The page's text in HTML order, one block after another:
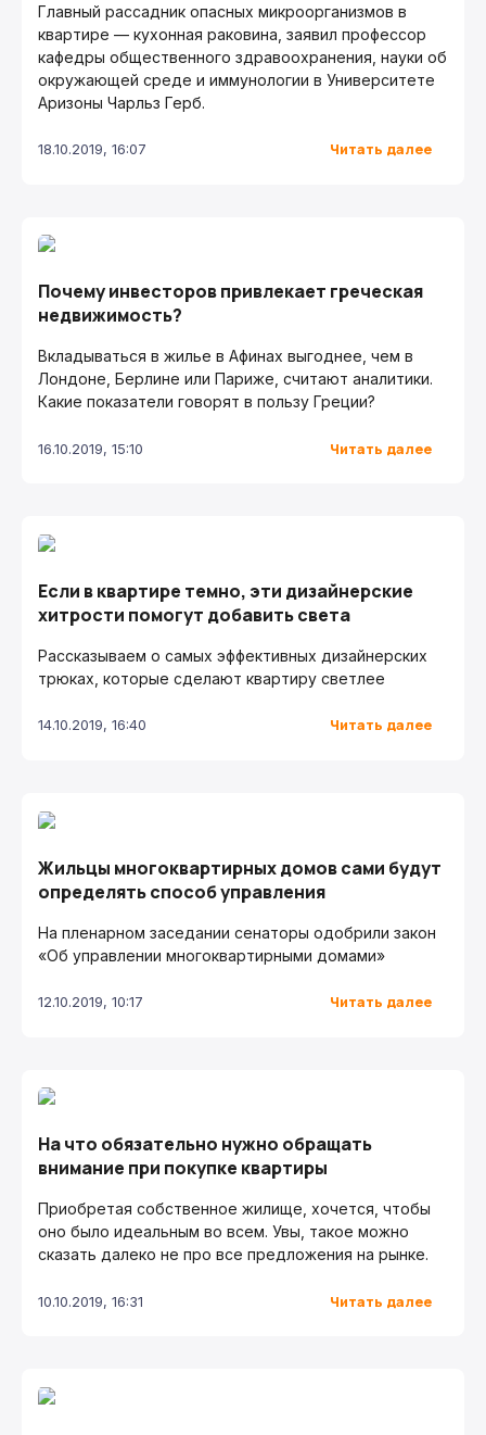
Главный рассадник опасных микроорганизмов в
квартире — кухонная раковина, заявил профессор
кафедры общественного здравоохранения, науки об
окружающей среде и иммунологии в Университете
Аризоны Чарльз Герб.
18.10.2019, 16:07 Читать далее
Почему инвесторов привлекает греческая
недвижимость?
Вкладываться в жилье в Афинах выгоднее, чем в
Лондоне, Берлине или Париже, считают аналитики.
Какие показатели говорят в пользу Греции?
16.10.2019, 15:10 Читать далее
Если в квартире темно, эти дизайнерские
хитрости помогут добавить света
Рассказываем о самых эффективных дизайнерских
трюках, которые сделают квартиру светлее
14.10.2019, 16:40 Читать далее
Жильцы многоквартирных домов сами будут
определять способ управления
На пленарном заседании сенаторы одобрили закон
«Об управлении многоквартирными домами»
12.10.2019, 10:17 Читать далее
На что обязательно нужно обращать
внимание при покупке квартиры
Приобретая собственное жилище, хочется, чтобы
оно было идеальным во всем. Увы, такое можно
сказать далеко не про все предложения на рынке.
10.10.2019, 16:31 Читать далее